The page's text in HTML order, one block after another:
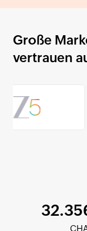
Große
vertrauen